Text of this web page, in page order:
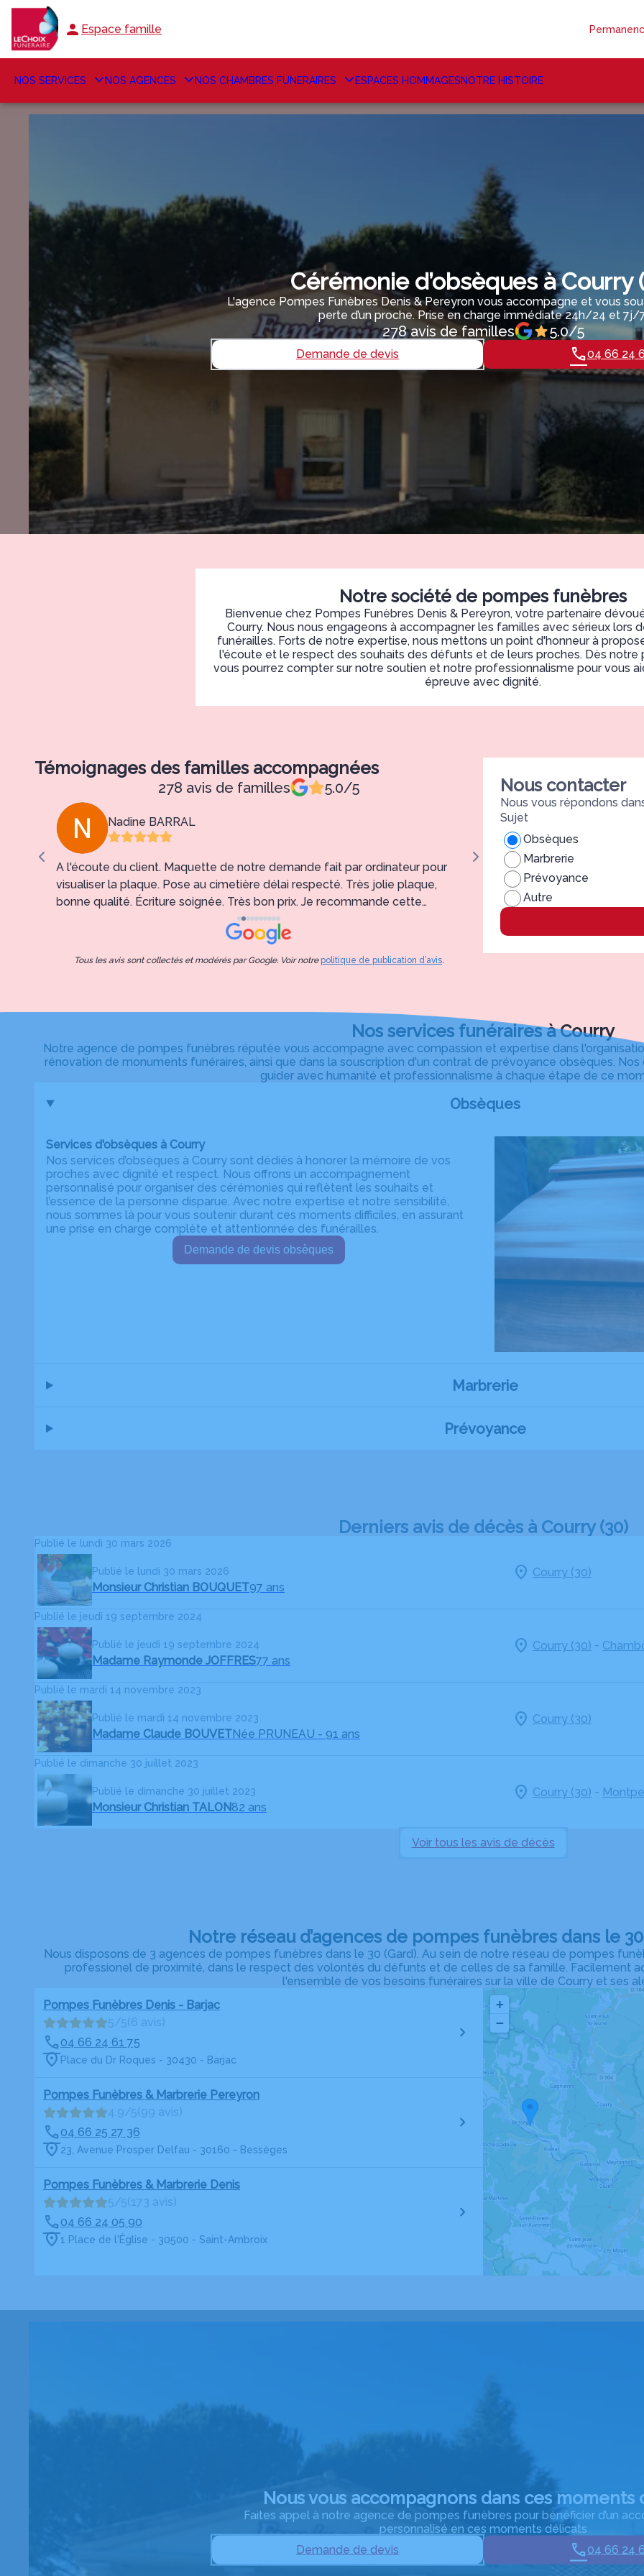
Espace famille
NOS SERVICES NOS AGENCES NOS CHAMBRES FUNERAIRES ESPACES HOMMAGESNOTRE HISTOIRE
Cérémonie d’obsèques à Courry
L'agence Pompes Funèbres Denis & Pereyron vous accompagne et vous
perte d’un proche. Prise en charge immédiate 24h/24 et 7j/
278 avis de familles 5.0/5
Demande de devis 04 66 24
Notre société de pompes funèbres
Bienvenue chez Pompes Funèbres Denis & Pereyron, votre partenaire
Courry. Nous nous engageons à accompagner les familles avec sérieux lors
funérailles. Forts de notre expertise, nous mettons un point d'honneur à
l'écoute et le respect des souhaits des défunts et de leurs proches. Dès notre
vous pourrez compter sur notre soutien et notre professionnalisme pour vous
épreuve avec dignité.
Témoignages des familles accompagnées
278 avis de familles 5.0/5
Nadine BARRAL
A l'écoute du client. Maquette de notre demande fait par ordinateur pour
visualiser la plaque. Pose au cimetière délai respecté. Très jolie plaque,
bonne qualité. Écriture soignée. Très bon prix. Je recommande cette
Bruno ARTIGLIERI
Très bel accompagnement,
exactement à nos attentes. Il
professionnels dans ces
Tous les avis sont collectés et modérés par Google. Voir notrepolitique de publication d’avis.
Nous contacter
Nous vous répondons
Sujet
Obsèques
Marbrerie
Prévoyance
Autre
Nos services funéraires à Courry
Notre agence de pompes funèbres réputée vous accompagne avec compassion et expertise dans
rénovation de monuments funéraires, ainsi que dans la souscription d'un contrat de prévoyance obsèques.
guider avec humanité et professionnalisme à chaque étape de ce
Obsèques
Services d'obsèques à Courry
Nos services d’obsèques à Courry sont dédiés à honorer la mémoire de vos
proches avec dignité et respect. Nous offrons un accompagnement
personnalisé pour organiser des cérémonies qui reflètent les souhaits et
l’essence de la personne disparue. Avec notre expertise et notre sensibilité,
nous sommes là pour vous soutenir durant ces moments difficiles, en assurant
une prise en charge complète et attentionnée des funérailles.
Demande de devis obsèques
Marbrerie
Prévoyance
Derniers avis de décès à Courry (30)
Publié le lundi 30 mars 2026
Publié le lundi 30 mars 2026
Monsieur Christian BOUQUET97 ans
Courry (30)
Publié le jeudi 19 septembre 2024
Publié le jeudi 19 septembre 2024
Madame Raymonde JOFFRES77 ans
Courry (30) -
Publié le mardi 14 novembre 2023
Publié le mardi 14 novembre 2023
Madame Claude BOUVETNée PRUNEAU - 91 ans
Courry (30)
Publié le dimanche 30 juillet 2023
Publié le dimanche 30 juillet 2023
Monsieur Christian TALON82 ans
Courry (30) -
Voir tous les avis de décès
Notre réseau d’agences de pompes funèbres dans le
Nous disposons de 3 agences de pompes funèbres dans le 30 (Gard). Au sein de notre réseau de pompes
professionel de proximité, dans le respect des volontés du défunts et de celles de sa famille. Facilement
l'ensemble de vos besoins funéraires sur la ville de Courry et ses
Pompes Funèbres Denis - Barjac
5/5(6 avis)
04 66 24 61 75
Place du Dr Roques - 30430 - Barjac
Pompes Funèbres & Marbrerie Pereyron
4.9/5(99 avis)
04 66 25 27 36
23, Avenue Prosper Delfau - 30160 - Bessèges
Pompes Funèbres & Marbrerie Denis
5/5(173 avis)
04 66 24 05 90
1 Place de l'Église - 30500 - Saint-Ambroix
+
−
Nous vous accompagnons dans ces moments
Faites appel à notre agence de pompes funèbres pour bénéficier d’un
personnalisé en ces moments délicats
Demande de devis
04 66 24